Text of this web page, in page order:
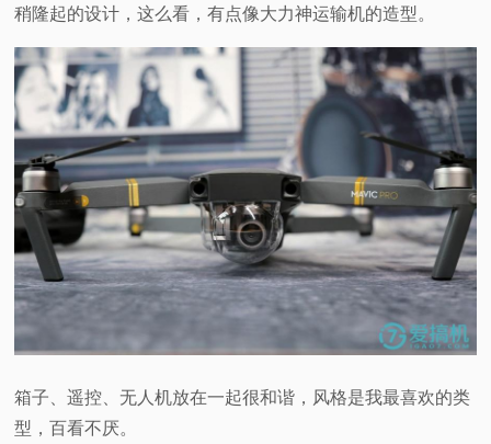
稍隆起的设计，这么看，有点像大力神运输机的造型。
箱子、遥控、无人机放在一起很和谐，风格是我最喜欢的类
型，百看不厌。